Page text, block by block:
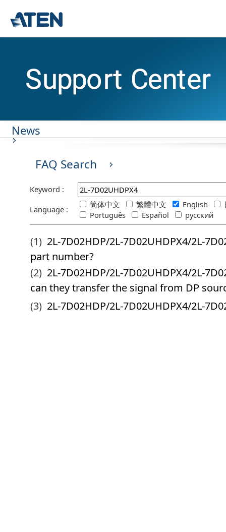
News
FAQ Search
Keyword :
Language :
简体中文 繁體中文 English
Português
Español русский